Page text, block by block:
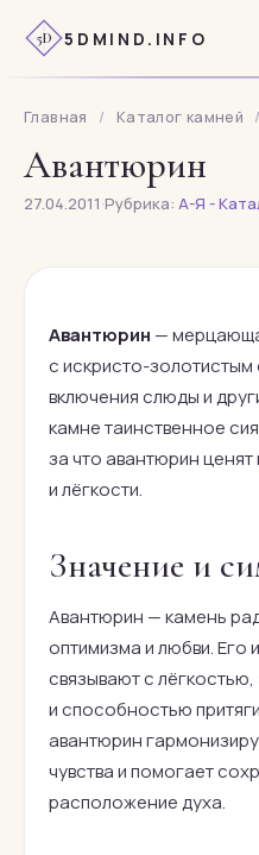
Перейти
содержимому
5D 5DMIND.INFO
Главная / Каталог камней /
Авантюрин
27.04.2011·Рубрика: А-Я -
Авантюрин —
с искристо-золотистым
включения слюды и
камне таинственное
за что авантюрин
и лёгкости.
Значение и
Авантюрин — камень
оптимизма и любви. Его
связывают с
и способностью
авантюрин
чувства и помогает
расположение духа.